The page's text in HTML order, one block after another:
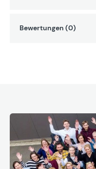
Bewertungen (0)